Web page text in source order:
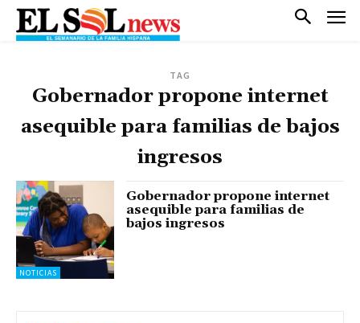
TAG
Gobernador propone internet
asequible para familias de bajos
ingresos
NOTICIAS
Gobernador propone internet
asequible para familias de
bajos ingresos